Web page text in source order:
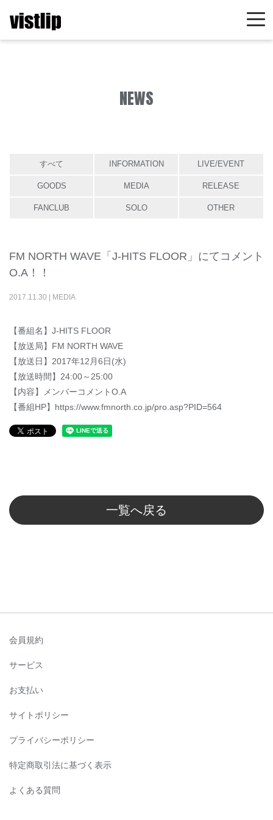
NEWS
すべて INFORMATION LIVE/EVENT
GOODS MEDIA RELEASE
FANCLUB SOLO OTHER
FM NORTH WAVE「J-HITS FLOOR」にてコメント
O.A！！
2017.11.30 MEDIA
【番組名】J-HITS FLOOR
【放送局】FM NORTH WAVE
【放送日】2017年12月6日(水)
【放送時間】24:00～25:00
【内容】メンバーコメントO.A
【番組HP】https://www.fmnorth.co.jp/pro.asp?PID=564
一覧へ戻る
会員規約
サービス
お支払い
サイトポリシー
プライバシーポリシー
特定商取引法に基づく表示
よくある質問